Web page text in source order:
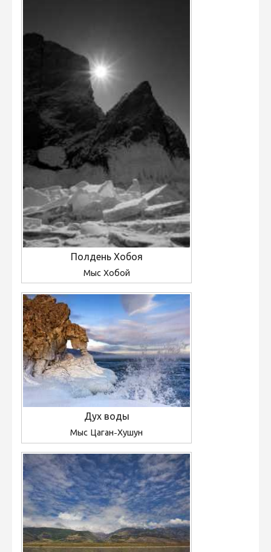
Полдень Хобоя
Мыс Хобой
Дух воды
Мыс Цаган-Хушун